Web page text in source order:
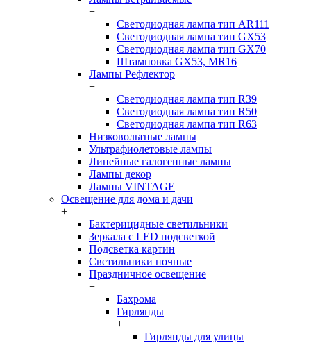
+
Светодиодная лампа тип AR111
Светодиодная лампа тип GX53
Светодиодная лампа тип GX70
Штамповка GX53, MR16
Лампы Рефлектор
+
Светодиодная лампа тип R39
Светодиодная лампа тип R50
Светодиодная лампа тип R63
Низковольтные лампы
Ультрафиолетовые лампы
Линейные галогенные лампы
Лампы декор
Лампы VINTAGE
Освещение для дома и дачи
+
Бактерицидные светильники
Зеркала с LED подсветкой
Подсветка картин
Светильники ночные
Праздничное освещение
+
Бахрома
Гирлянды
+
Гирлянды для улицы